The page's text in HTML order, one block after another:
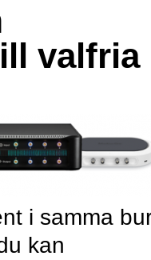
valfria
i samma
kan